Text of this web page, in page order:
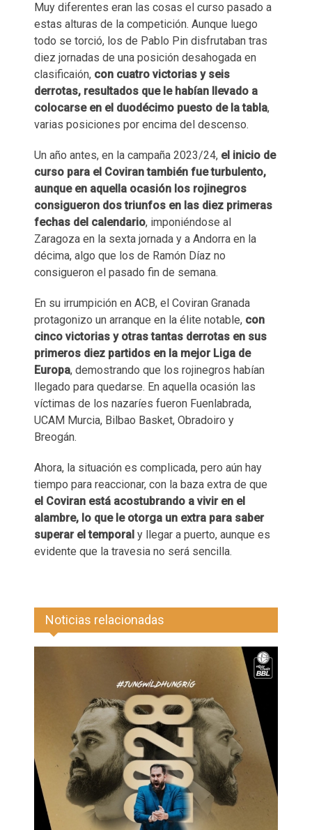
Muy diferentes eran las cosas el curso pasado a
estas alturas de la competición. Aunque luego
todo se torció, los de Pablo Pin disfrutaban tras
diez jornadas de una posición desahogada en
clasificaión, con cuatro victorias y seis
derrotas, resultados que le habían llevado a
colocarse en el duodécimo puesto de la tabla,
varias posiciones por encima del descenso.
Un año antes, en la campaña 2023/24, el inicio de
curso para el Coviran también fue turbulento,
aunque en aquella ocasión los rojinegros
consigueron dos triunfos en las diez primeras
fechas del calendario, imponiéndose al
Zaragoza en la sexta jornada y a Andorra en la
décima, algo que los de Ramón Díaz no
consigueron el pasado fin de semana.
En su irrumpición en ACB, el Coviran Granada
protagonizo un arranque en la élite notable, con
cinco victorias y otras tantas derrotas en sus
primeros diez partidos en la mejor Liga de
Europa, demostrando que los rojinegros habían
llegado para quedarse. En aquella ocasión las
víctimas de los nazaríes fueron Fuenlabrada,
UCAM Murcia, Bilbao Basket, Obradoiro y
Breogán.
Ahora, la situación es complicada, pero aún hay
tiempo para reaccionar, con la baza extra de que
el Coviran está acostubrando a vivir en el
alambre, lo que le otorga un extra para saber
superar el temporal y llegar a puerto, aunque es
evidente que la travesia no será sencilla.
Noticias relacionadas